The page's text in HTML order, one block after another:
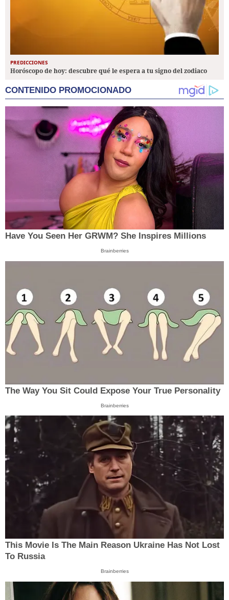
PREDICCIONES
Horóscopo de hoy: descubre qué le espera a tu signo del zodiaco
CONTENIDO PROMOCIONADO
Have You Seen Her GRWM? She Inspires Millions
Brainberries
The Way You Sit Could Expose Your True Personality
Brainberries
This Movie Is The Main Reason Ukraine Has Not Lost
To Russia
Brainberries